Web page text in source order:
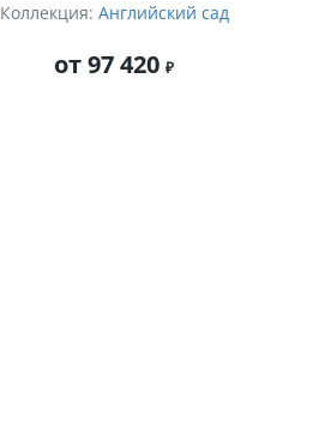
Коллекция: Английский сад
от 97 420